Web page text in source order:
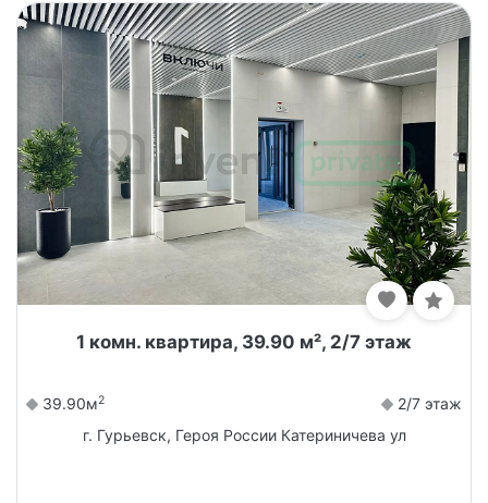
1 комн. квартира, 39.90 м², 2/7 этаж
39.90м2
2/7 этаж
г. Гурьевск, Героя России Катериничева ул